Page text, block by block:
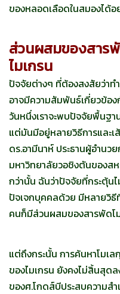
ของหลอดเลือดในสมองได้อ
ส่วนผสมของสาร
ไมเกรน
ปัจจัยต่างๆ ที่ต้องสงสัยว่าท
อาจมีความสัมพันธ์เกี่ยวข้อ
วันหนึ่งเราจะพบปัจจัยพื้นฐ
แต่มันมีอยู่หลายวิธีการและเ
ดร.อามีนาห์ ประธานผู้อำนว
มหาวิทยาลัยวอชิงตันของส
กว่านั้น ฉันว่าปัจจัยที่กระตุ้น
ปัจเจกบุคคลด้วย มีหลายวิธี
คนก็มีส่วนผสมของสารพัดโ
แต่ถึงกระนั้น การค้นหาโมเ
ของไมเกรน ยังคงไม่สิ้นสุด
ของศ.โกดส์บีประสบความส